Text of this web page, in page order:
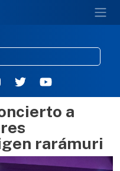
al contenido principal
a
rarámuri